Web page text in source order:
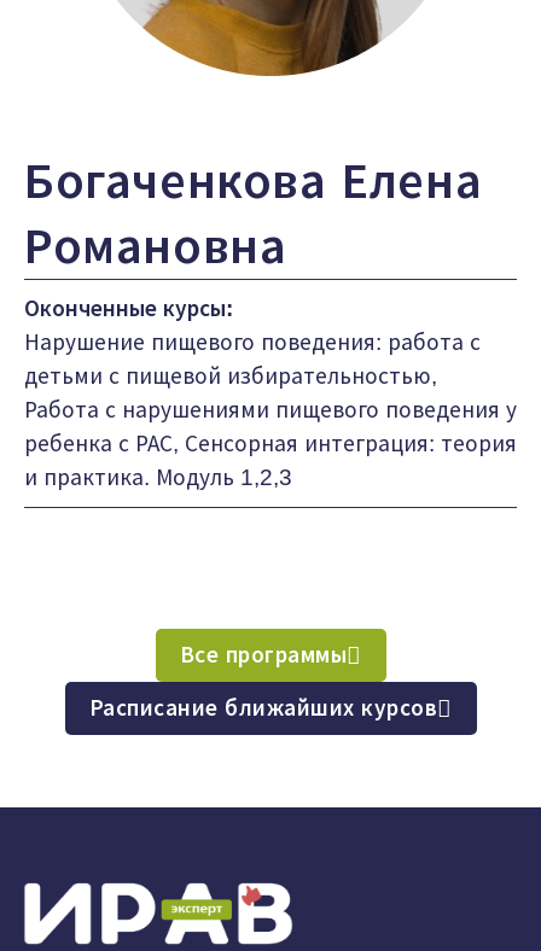
Богаченкова Елена
Романовна
Оконченные курсы:
Нарушение пищевого поведения: работа с
детьми с пищевой избирательностью,
Работа с нарушениями пищевого поведения у
ребенка с РАС, Сенсорная интеграция: теория
и практика. Модуль 1,2,3
Все программы
Расписание ближайших курсов